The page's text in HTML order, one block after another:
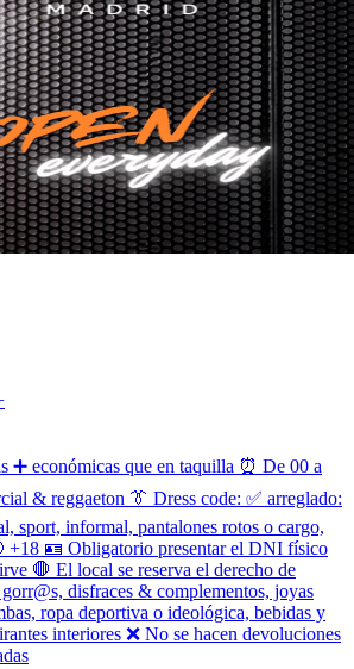
➕ económicas que en taquilla ⏰ De 00 a
& reggaeton 👔 Dress code: ✅ arreglado:
sport, informal, pantalones rotos o cargo,
+18 🪪 Obligatorio presentar el DNI físico
🛑 El local se reserva el derecho de
disfraces & complementos, joyas
ropa deportiva o ideológica, bebidas y
interiores ❌ No se hacen devoluciones